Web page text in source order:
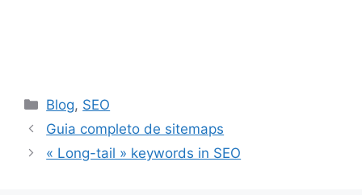
Catégories
Blog, SEO
Guia completo de sitemaps
« Long-tail » keywords in SEO